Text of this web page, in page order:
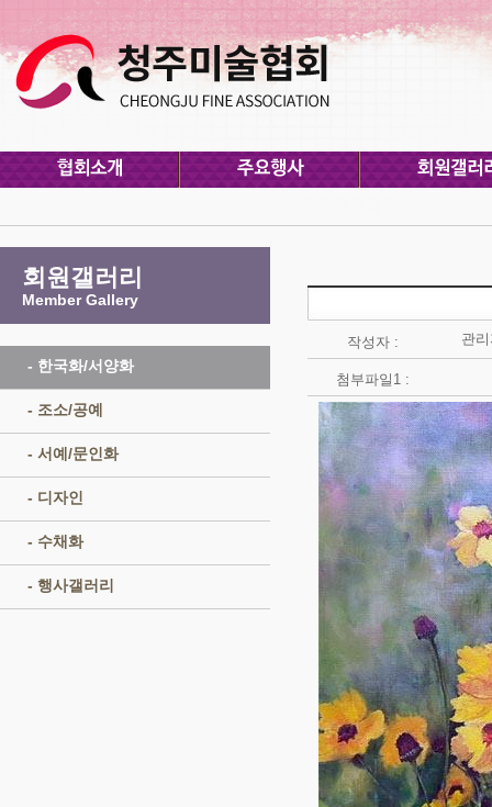
회원갤러리
Member Gallery
- 한국화/서양화
- 조소/공예
- 서예/문인화
- 디자인
- 수채화
- 행사갤러리
작성자 : 관
첨부파일1 :